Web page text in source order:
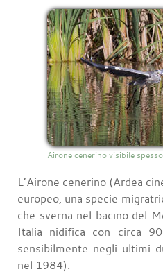
Airone cenerino visibile
L’Airone cenerino (Ardea
europeo, una specie
che sverna nel bacino del
Italia nidifica con circa
sensibilmente negli ultimi
nel 1984).